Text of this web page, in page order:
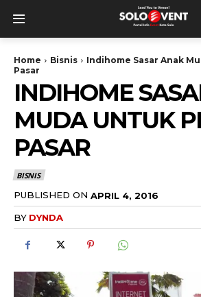
Home Bisnis
Indihome Sasar Anak
Pasar
INDIHOME
MUDA UNTUK
PASAR
BISNIS
PUBLISHED ON APRIL 4, 2016
BY DYNDA